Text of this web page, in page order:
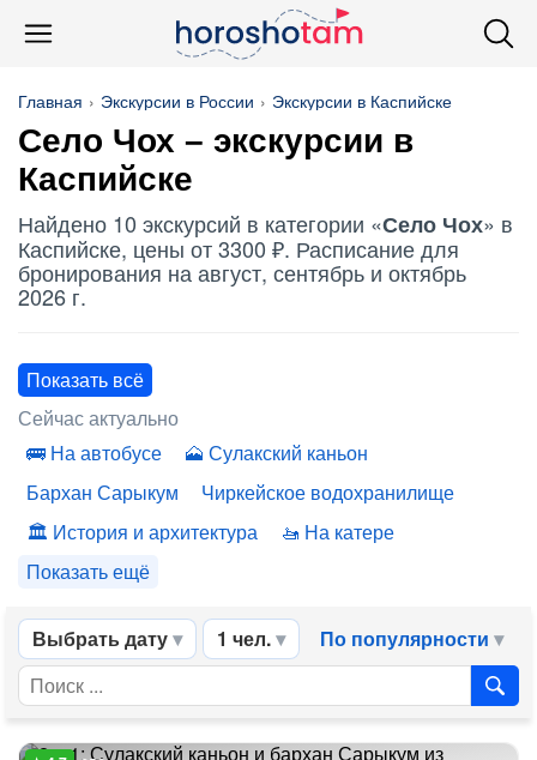
Главная Экскурсии в России Экскурсии в Каспийске
Село Чох – экскурсии в
Каспийске
Найдено 10 экскурсий в категории «Село Чох» в
Каспийске, цены от 3300 ₽. Расписание для
бронирования на август, сентябрь и октябрь
2026 г.
Показать всё
Сейчас актуально
На автобусе
Сулакский каньон
Бархан Сарыкум
Чиркейское водохранилище
История и архитектура
На катере
Показать ещё
Выбрать дату 1 чел. По популярности